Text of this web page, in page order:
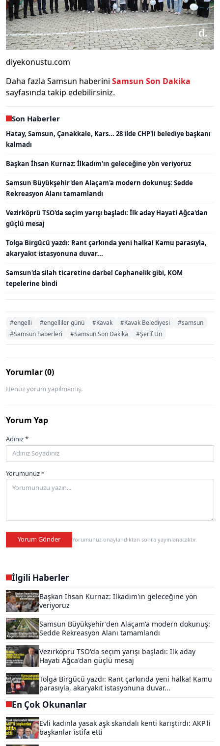
diyekonustu.com
Daha fazla Samsun haberini Samsun Son Dakika
sayfasında takip edebilirsiniz.
Son Haberler
Hatay, Samsun, Çanakkale, Kars... 28 ilde CHP'li belediye başkanı
kalmadı
Başkan İhsan Kurnaz: İlkadım'ın geleceğine yön veriyoruz
Samsun Büyükşehir'den Alaçam'a modern dokunuş: Sedde
Rekreasyon Alanı tamamlandı
Vezirköprü TSO'da seçim yarışı başladı: İlk aday Hayati Ağca'dan
güçlü mesaj
Tolga Birgücü yazdı: Rant çarkında yeni halka! Kamu parasıyla,
akaryakıt istasyonuna duvar...
Samsun'da silah ticaretine darbe! Cephanelik gibi, KOM
tepelerine bindi
#engelli #engelliler günü #Kavak #Kavak Belediyesi
#samsun
#Samsun haberleri
#Samsun Son Dakika #Şerif Ün
Yorumlar (0)
Henüz yorum yapılmamış.
Yorum Yap
Adınız *
Yorumunuz *
Yorum Gönder Yorumunuz onaylandıktan sonra yayınlanacaktır.
İlgili Haberler
Başkan İhsan Kurnaz: İlkadım'ın geleceğine yön
veriyoruz
Samsun Büyükşehir'den Alaçam'a modern dokunuş:
Sedde Rekreasyon Alanı tamamlandı
Vezirköprü TSO'da seçim yarışı başladı: İlk aday
Hayati Ağca'dan güçlü mesaj
Tolga Birgücü yazdı: Rant çarkında yeni halka! Kamu
parasıyla, akaryakıt istasyonuna duvar...
En Çok Okunanlar
Evli kadınla yasak aşk skandalı kenti karıştırdı: AKP'li
başkanlar istifa etti